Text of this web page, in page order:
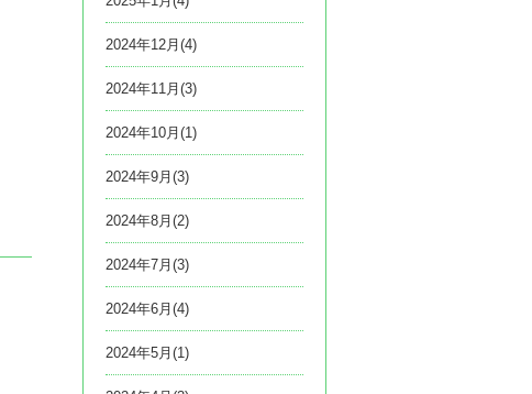
2024年12月(4)
2024年11月(3)
2024年10月(1)
2024年9月(3)
2024年8月(2)
2024年7月(3)
2024年6月(4)
2024年5月(1)